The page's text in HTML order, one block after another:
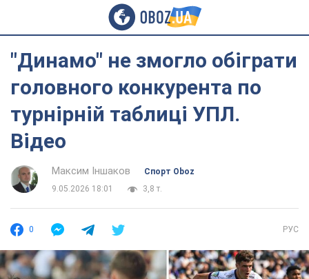
"Динамо" не змогло обіграти
головного конкурента по
турнірній таблиці УПЛ.
Відео
Максим Іншаков
Спорт Oboz
9.05.2026 18:01
3,8 т.
0 РУС